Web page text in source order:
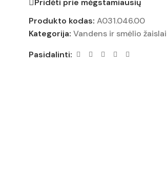
Produkto kodas: A031.046.00
Kategorija: Vandens ir smėlio žaislai
Pasidalinti: